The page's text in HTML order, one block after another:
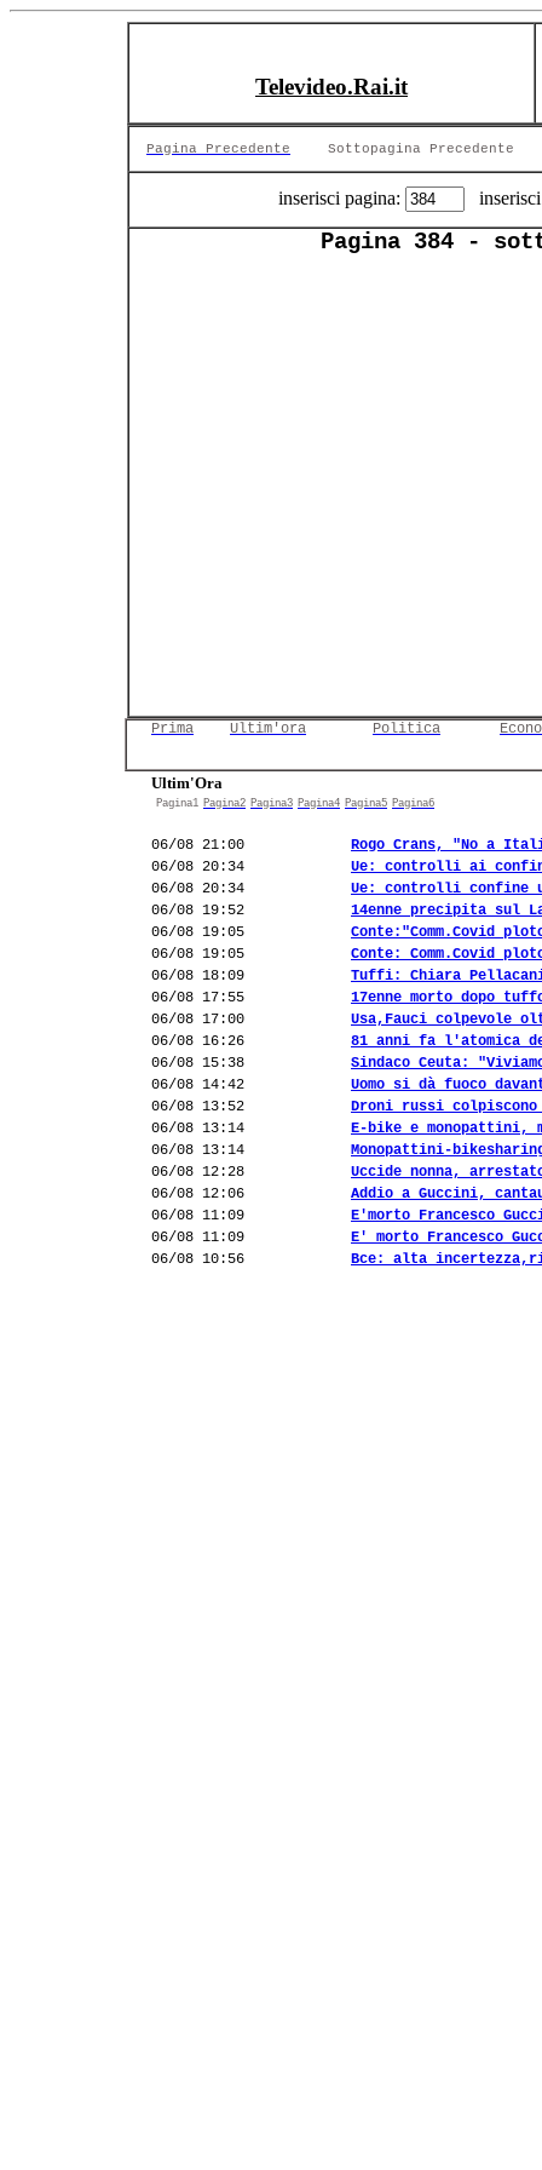
Televideo.Rai.it
Pagina Precedente Sottopagina Precedente
inserisci pagina:
Pagina 384 -
Prima Ultim'ora Politica
Ultim'Ora
Pagina1 Pagina2 Pagina3 Pagina4 Pagina5 Pagina6
06/08 21:00
Rogo Crans, "No a
06/08 20:34
Ue: controlli ai
06/08 20:34
Ue: controlli confine
06/08 19:52
14enne precipita sul
06/08 19:05
Conte:"Comm.Covid
06/08 19:05
Conte: Comm.Covid
06/08 18:09
Tuffi: Chiara
06/08 17:55
17enne morto dopo
06/08 17:00
Usa,Fauci colpevole
06/08 16:26
81 anni fa l'atomica
06/08 15:38
Sindaco Ceuta:
06/08 14:42
Uomo si dà fuoco
06/08 13:52
Droni russi colpiscono
06/08 13:14
E-bike e monopattini,
06/08 13:14
Monopattini-
06/08 12:28
Uccide nonna,
06/08 12:06
Addio a Guccini,
06/08 11:09
E'morto Francesco
06/08 11:09
E' morto Francesco
06/08 10:56
Bce: alta